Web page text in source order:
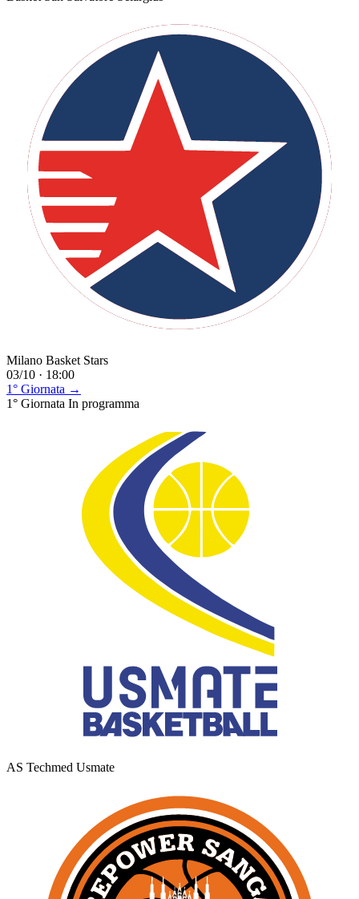
Milano Basket Stars
03/10 · 18:00
1° Giornata →
1° Giornata In programma
AS Techmed Usmate